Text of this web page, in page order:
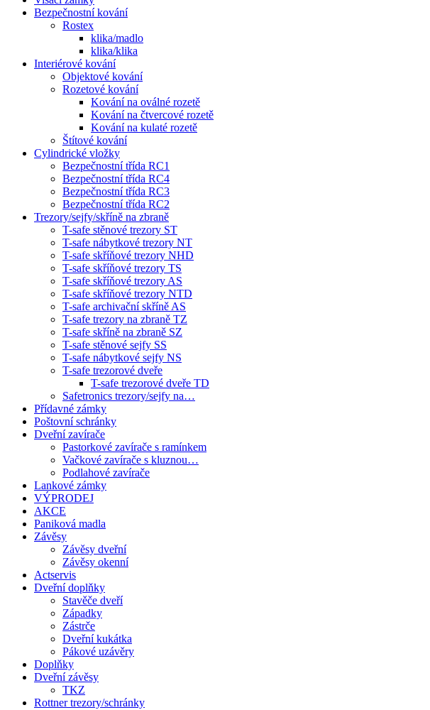
Bezpečnostní kování
Rostex
klika/madlo
klika/klika
Interiérové kování
Objektové kování
Rozetové kování
Kování na oválné rozetě
Kování na čtvercové rozetě
Kování na kulaté rozetě
Štítové kování
Cylindrické vložky
Bezpečnostní třída RC1
Bezpečnostní třída RC4
Bezpečnostní třída RC3
Bezpečnostní třída RC2
Trezory/sejfy/skříně na zbraně
T-safe stěnové trezory ST
T-safe nábytkové trezory NT
T-safe skříňové trezory NHD
T-safe skříňové trezory TS
T-safe skříňové trezory AS
T-safe skříňové trezory NTD
T-safe archivační skříně AS
T-safe trezory na zbraně TZ
T-safe skříně na zbraně SZ
T-safe stěnové sejfy SS
T-safe nábytkové sejfy NS
T-safe trezorové dveře
T-safe trezorové dveře TD
Safetronics trezory/sejfy na…
Přídavné zámky
Poštovní schránky
Dveřní zavírače
Pastorkové zavírače s ramínkem
Vačkové zavírače s kluznou…
Podlahové zavírače
Lankové zámky
VÝPRODEJ
AKCE
Paniková madla
Závěsy
Závěsy dveřní
Závěsy okenní
Actservis
Dveřní doplňky
Stavěče dveří
Západky
Zástrče
Dveřní kukátka
Pákové uzávěry
Doplňky
Dveřní závěsy
TKZ
Rottner trezory/schránky